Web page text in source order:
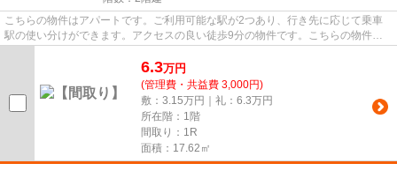
こちらの物件はアパートです。ご利用可能な駅が2つあり、行き先に応じて乗車
駅の使い分けができます。アクセスの良い徒歩9分の物件です。こちらの物件は
6.3万円
(管理費・共益費 3,000円)
敷：3.15万円｜礼：6.3万円
所在階：1階
間取り：1R
面積：17.62㎡